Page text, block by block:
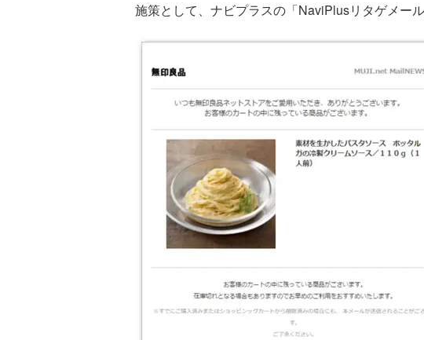
施策として、ナビプラスの「NaviPlusリタゲメー